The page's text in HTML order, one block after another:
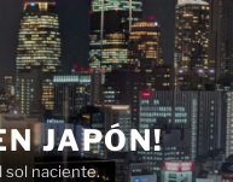
JAPÓN!
sol naciente.